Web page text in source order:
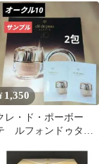
ークル20 試供品
1,350
レ・ド・ポーボー
ルフォンドゥタンn
ークル10 2包